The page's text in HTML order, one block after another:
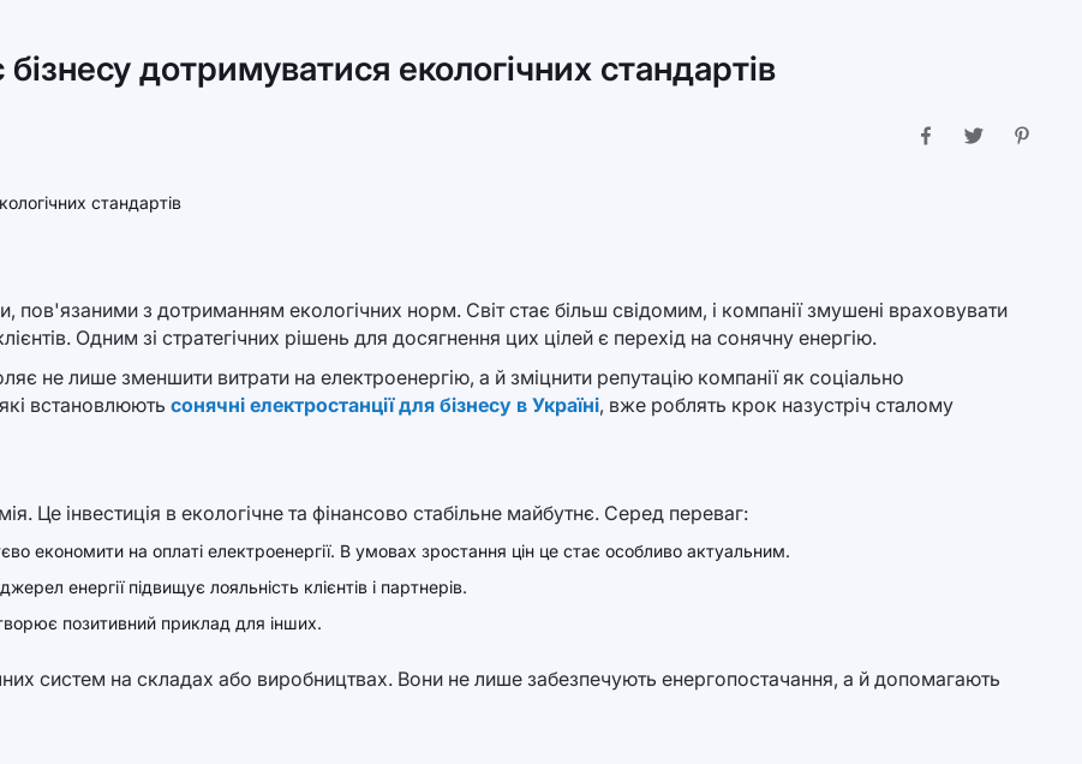
дотримуватися екологічних стандартів
пов'язаними з дотриманням екологічних норм. Світ стає більш свідомим, і компанії змушені враховувати
Одним зі стратегічних рішень для досягнення цих цілей є перехід на сонячну енергію.
не лише зменшити витрати на електроенергію, а й зміцнити репутацію компанії як соціально
встановлюють сонячні електростанції для бізнесу в Україні, вже роблять крок назустріч сталому
Це інвестиція в екологічне та фінансово стабільне майбутнє. Серед переваг:
економити на оплаті електроенергії. В умовах зростання цін це стає особливо актуальним.
енергії підвищує лояльність клієнтів і партнерів.
позитивний приклад для інших.
систем на складах або виробництвах. Вони не лише забезпечують енергопостачання, а й допомагають